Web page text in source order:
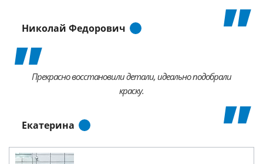
Николай Федорович
Прекрасно восстановили детали, идеально подобрали
краску.
Екатерина